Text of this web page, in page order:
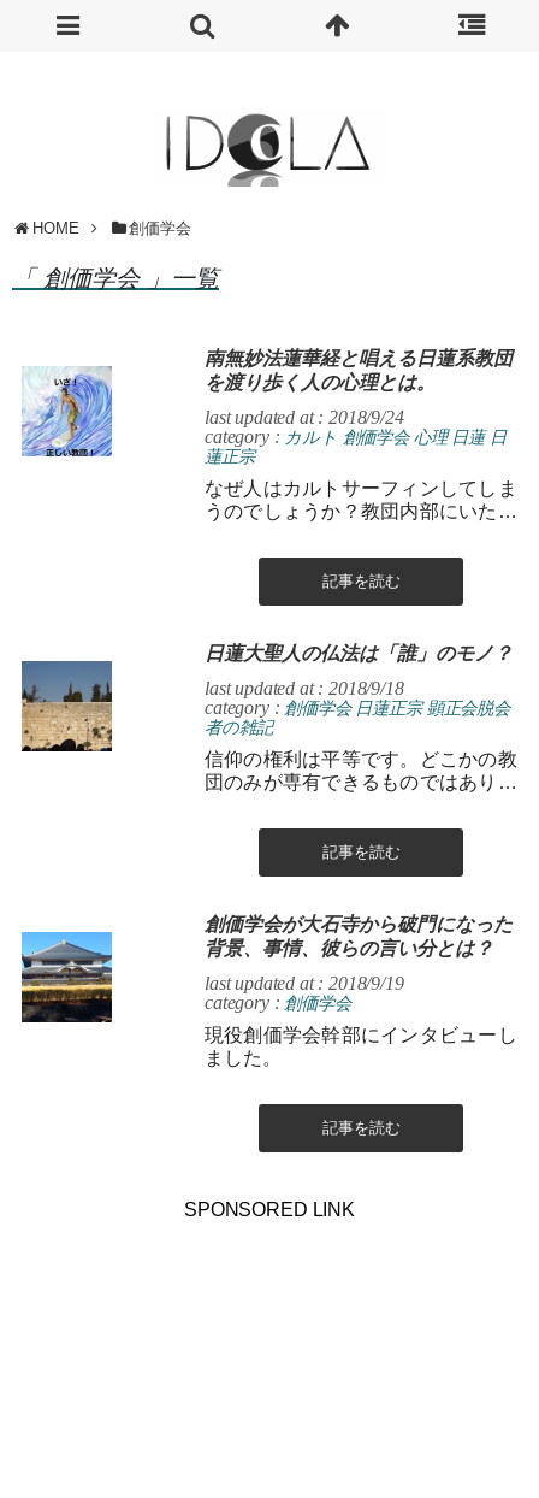
HOME 創価学会
「 創価学会 」一覧
南無妙法蓮華経と唱える日蓮系教団
を渡り歩く人の心理とは。
last updated at : 2018/9/24
category : カルト 創価学会 心理 日蓮 日
蓮正宗
なぜ人はカルトサーフィンしてしま
うのでしょうか？教団内部にいたか
てみます。
記事を読む
日蓮大聖人の仏法は「誰」のモノ？
last updated at : 2018/9/18
category : 創価学会 日蓮正宗 顕正会脱会
者の雑記
信仰の権利は平等です。どこかの教
団のみが専有できるものではありま
記事を読む
創価学会が大石寺から破門になった
背景、事情、彼らの言い分とは？
last updated at : 2018/9/19
category : 創価学会
現役創価学会幹部にインタビューし
ました。
記事を読む
SPONSORED LINK